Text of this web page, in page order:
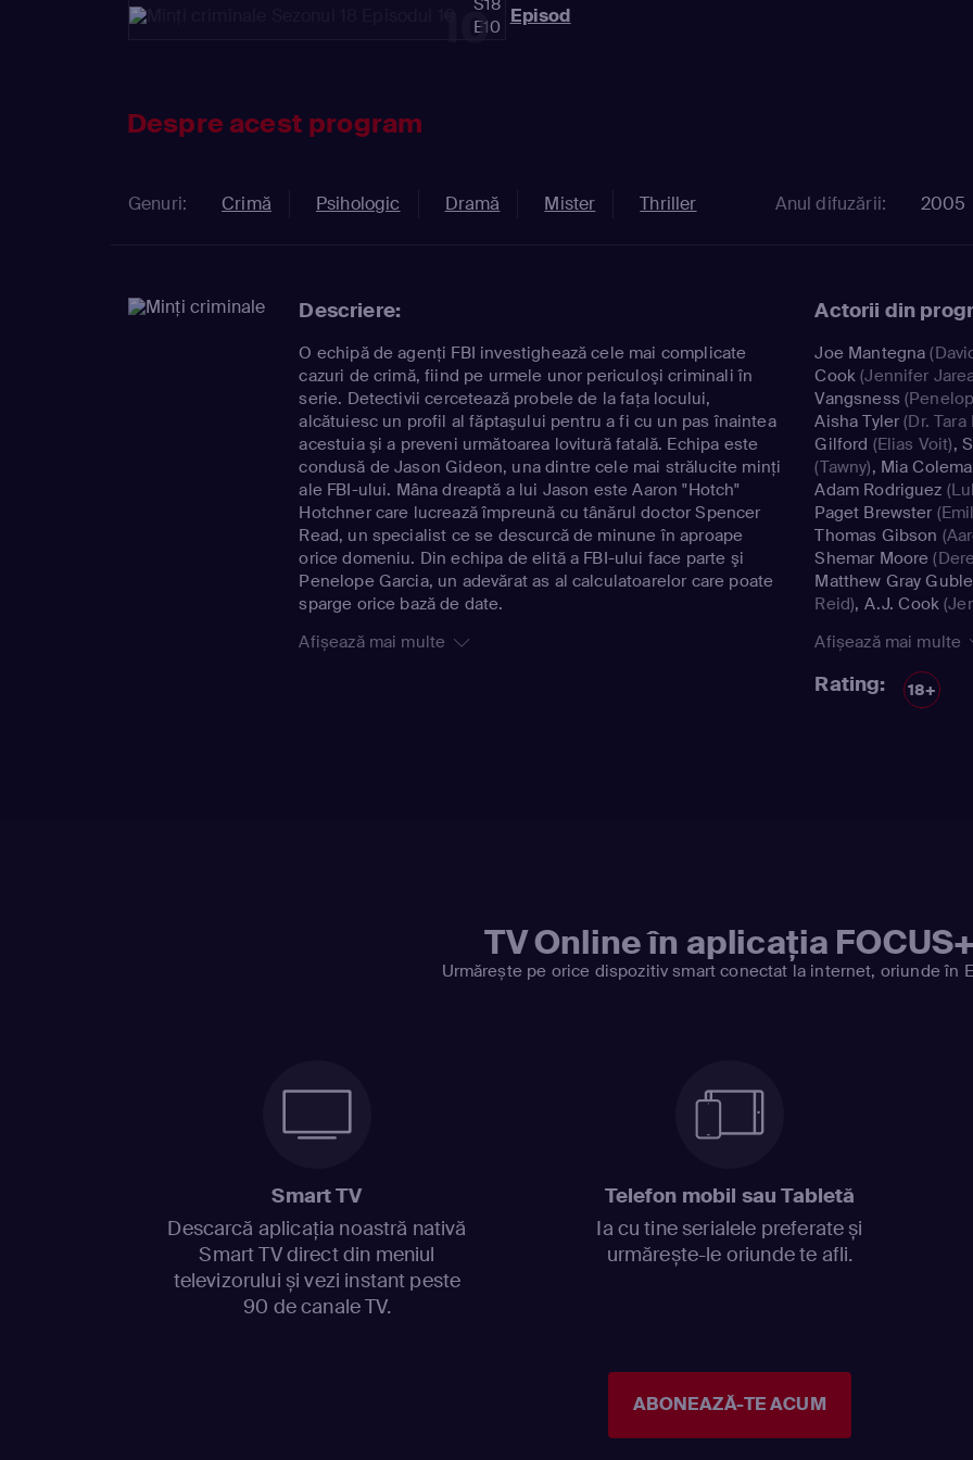
10
E10 Episod
Despre acest program
Genuri: Crimă Psihologic Dramă Mister Thriller Anul difuzării: 2005
Descriere:
O echipă de agenţi FBI investighează cele mai complicate
cazuri de crimă, fiind pe urmele unor periculoşi criminali în
serie. Detectivii cercetează probele de la faţa locului,
alcătuiesc un profil al făptaşului pentru a fi cu un pas înaintea
acestuia şi a preveni următoarea lovitură fatală. Echipa este
condusă de Jason Gideon, una dintre cele mai strălucite minţi
ale FBI-ului. Mâna dreaptă a lui Jason este Aaron "Hotch"
Hotchner care lucrează împreună cu tânărul doctor Spencer
Read, un specialist ce se descurcă de minune în aproape
orice domeniu. Din echipa de elită a FBI-ului face parte şi
Penelope Garcia, un adevărat as al calculatoarelor care poate
sparge orice bază de date.
Afișează mai multe
Actorii din
Joe Mantegna
Cook (Jennifer
Vangsness
Aisha Tyler (Dr. Tara
Gilford (Elias Voit),
(Tawny), Mia
Adam Rodriguez
Paget Brewster
Thomas Gibson
Shemar Moore
Matthew Gray
Reid), A.J. Cook
Gideon), Zach
Jr.)
Chaise Goris
Sharisse Baker-
Afișează mai multe
Rating: 18+
TV Online în aplicația FOCUS+
Urmărește pe orice dispozitiv smart conectat la internet, oriunde în
Smart TV
Descarcă aplicația noastră nativă
Smart TV direct din meniul
televizorului și vezi instant peste
90 de canale TV.
Telefon mobil sau Tabletă
Ia cu tine serialele preferate și
urmărește-le oriunde te afli.
ABONEAZĂ-TE ACUM